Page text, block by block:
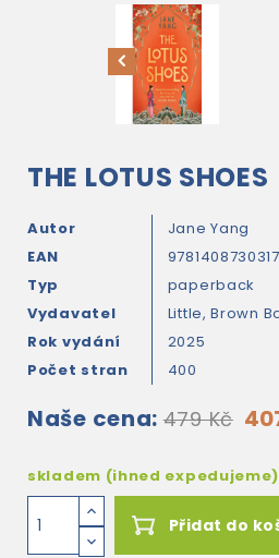
THE LOTUS SHOES
Autor
Jane Yang
EAN
9781408730317
Typ
paperback
Vydavatel
Little, Brown
Rok vydání
2025
Počet stran
400
Naše cena: 479 Kč
skladem (ihned expedujeme)
Přidat do